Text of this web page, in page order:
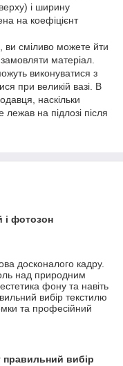
і ширину
на коефіцієнт
ви сміливо можете йти
замовляти матеріал.
виконуватися з
при великій вазі. В
наскільки
на підлозі після
і фотозон
досконалого кадру.
над природним
фону та навіть
вибір текстилю
та професійний
вибір